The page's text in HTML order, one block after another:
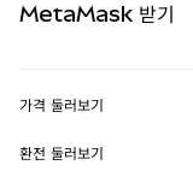
실물자산
MetaMask Connect
MetaMask 받기
가격 둘러보기
이더리움 가격
환전 둘러보기